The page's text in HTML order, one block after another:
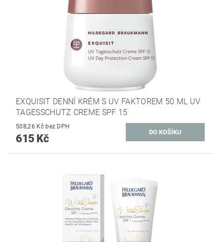
EXQUISIT DENNÍ KRÉM S UV FAKTOREM 50 ML UV
TAGESSCHUTZ CREME SPF 15
508,26 Kč bez DPH
615 Kč